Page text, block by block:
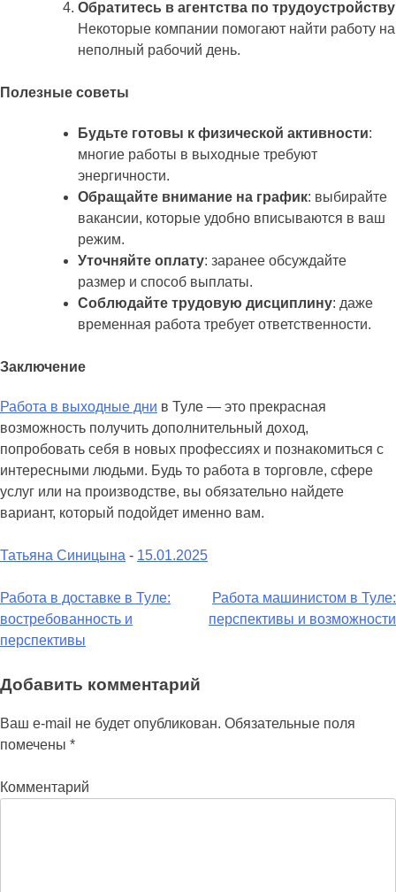
Обратитесь в агентства по трудоустройству
Некоторые компании помогают найти работу на
неполный рабочий день.
Полезные советы
Будьте готовы к физической активности:
многие работы в выходные требуют
энергичности.
Обращайте внимание на график: выбирайте
вакансии, которые удобно вписываются в ваш
режим.
Уточняйте оплату: заранее обсуждайте
размер и способ выплаты.
Соблюдайте трудовую дисциплину: даже
временная работа требует ответственности.
Заключение
Работа в выходные дни в Туле — это прекрасная
возможность получить дополнительный доход,
попробовать себя в новых профессиях и познакомиться с
интересными людьми. Будь то работа в торговле, сфере
услуг или на производстве, вы обязательно найдете
вариант, который подойдет именно вам.
Татьяна Синицына - 15.01.2025
Навигация
по
Работа в доставке в Туле:
востребованность и
перспективы
Работа машинистом в Туле:
перспективы и возможности
Добавить комментарий
Ваш e-mail не будет опубликован. Обязательные поля
помечены *
Комментарий